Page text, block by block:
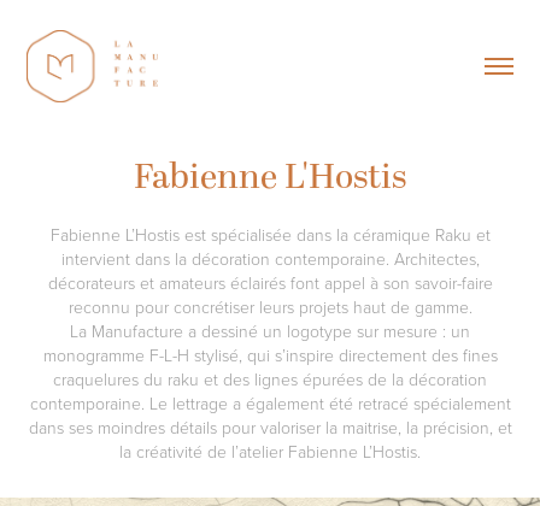
Fabienne L'Hostis
Fabienne L’Hostis est spécialisée dans la céramique Raku et
intervient dans la décoration contemporaine. Architectes,
décorateurs et amateurs éclairés font appel à son savoir-faire
reconnu pour concrétiser leurs projets haut de gamme.
La Manufacture a dessiné un logotype sur mesure : un
monogramme F-L-H stylisé, qui s’inspire directement des fines
craquelures du raku et des lignes épurées de la décoration
contemporaine. Le lettrage a également été retracé spécialement
dans ses moindres détails pour valoriser la maitrise, la précision, et
la créativité de l’atelier Fabienne L’Hostis.